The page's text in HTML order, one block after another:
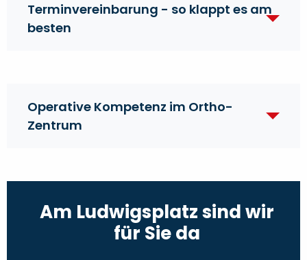
Terminvereinbarung - so klappt es am
besten
Operative Kompetenz im Ortho-
Zentrum
Am Ludwigsplatz sind wir
für Sie da